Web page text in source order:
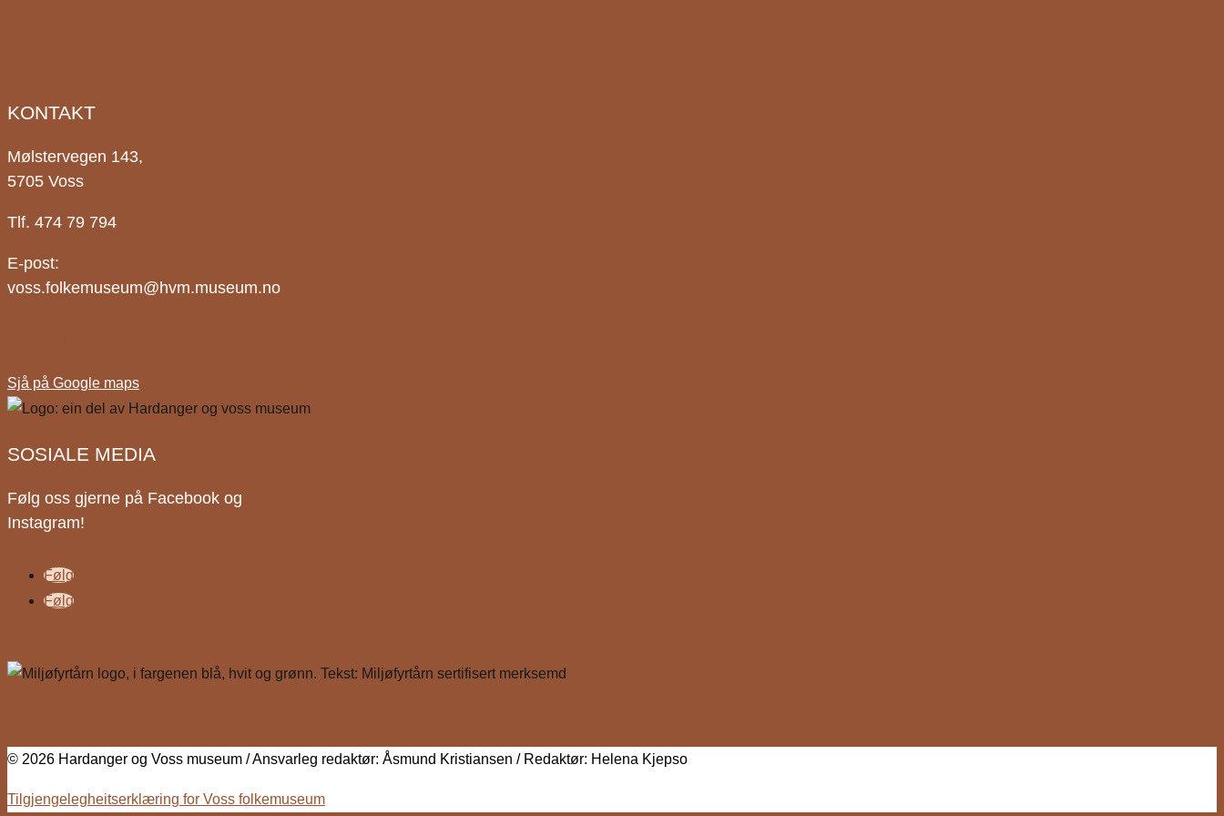
KONTAKT
Mølstervegen 143,
5705 Voss
Tlf. 474 79 794
E-post:
voss.folkemuseum@hvm.museum.no
Sjå på Google maps
SOSIALE MEDIA
Følg oss gjerne på Facebook og
Instagram!
Følg
Følg
© 2026 Hardanger og Voss museum / Ansvarleg redaktør: Åsmund Kristiansen / Redaktør: Helena Kjepso
Tilgjengelegheitserklæring for Voss folkemuseum